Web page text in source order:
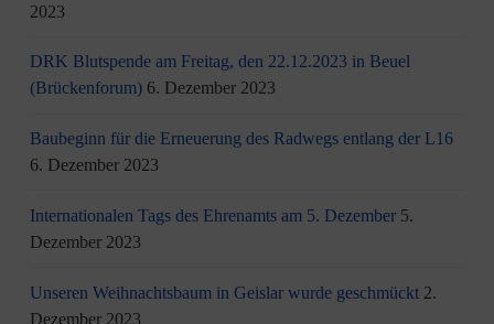
2023
DRK Blutspende am Freitag, den 22.12.2023 in Beuel
(Brückenforum) 6. Dezember 2023
Baubeginn für die Erneuerung des Radwegs entlang der L16
6. Dezember 2023
Internationalen Tags des Ehrenamts am 5. Dezember 5.
Dezember 2023
Unseren Weihnachtsbaum in Geislar wurde geschmückt 2.
Dezember 2023